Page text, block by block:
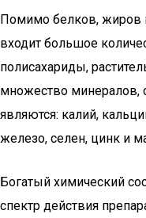
Помимо белков, жиров
входит большое
полисахариды,
множество
являются: калий,
железо, селен, цинк и
Богатый химический
спектр действия